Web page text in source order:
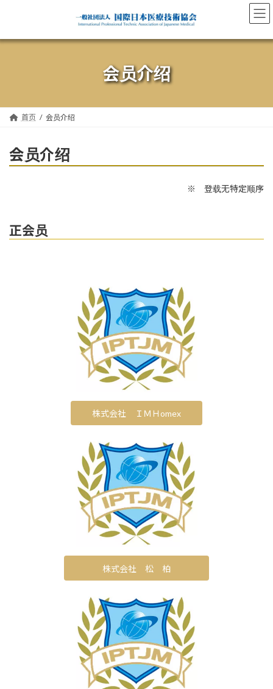
会员介绍
首页 会员介绍
会员介绍
※ 登载无特定顺序
正会员
株式会社 ＩＭＨomex
株式会社 松 柏